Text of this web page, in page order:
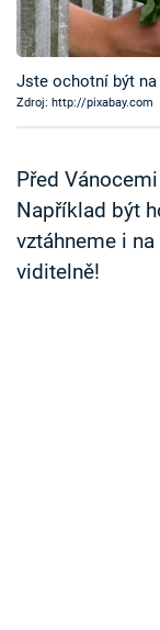
Časopis
Sledujte
Sledujte nás
Jste ochotní být
Zdroj: http://pixabay.com
Před
Například být
vztáhneme i
viditelně!